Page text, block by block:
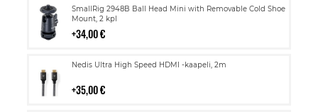
SmallRig 2948B Ball Head Mini with Removable Cold Shoe
Mount, 2 kpl
34,00 €
Lisää
ostoskoriin
Nedis Ultra High Speed HDMI -kaapeli, 2m
35,00 €
Lisää